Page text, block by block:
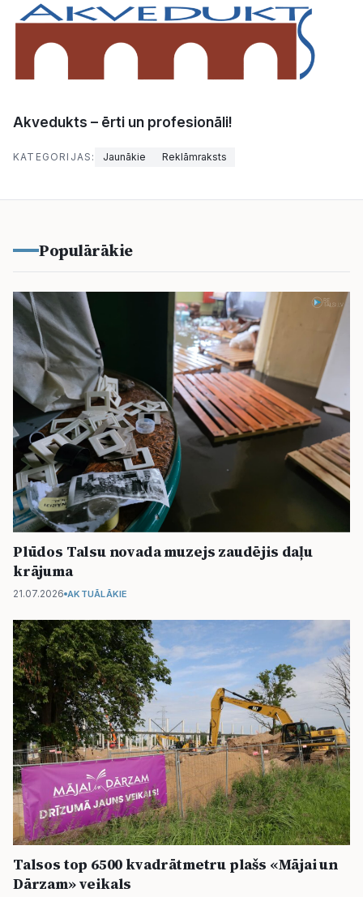
Akvedukts – ērti un profesionāli!
KATEGORIJAS: Jaunākie Reklāmraksts
Populārākie
Plūdos Talsu novada muzejs zaudējis daļu
krājuma
21.07.2026 AKTUĀLĀKIE
Talsos top 6500 kvadrātmetru plašs «Mājai un
Dārzam» veikals